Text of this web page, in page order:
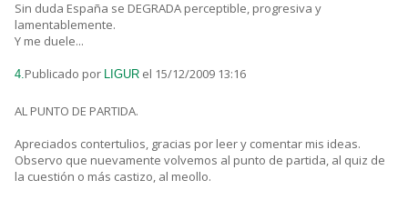
Sin duda España se DEGRADA perceptible, progresiva y
lamentablemente.
Y me duele...
4.Publicado por LIGUR el 15/12/2009 13:16
AL PUNTO DE PARTIDA.
Apreciados contertulios, gracias por leer y comentar mis ideas.
Observo que nuevamente volvemos al punto de partida, al quiz de
la cuestión o más castizo, al meollo.